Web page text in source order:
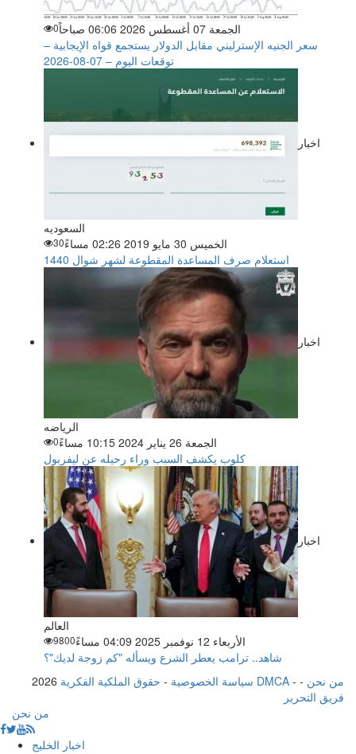
الجمعة 07 أغسطس 2026 06:06 صباحاً 0
سعر الجنيه الإسترليني مقابل الدولار يستجمع قواه الإيجابية –
توقعات اليوم – 07-08-2026
اخبار
السعوديه
الخميس 30 مايو 2019 02:26 مساءً
30
استعلام صرف المساعدة المقطوعة لشهر شوال 1440
اخبار
الرياضه
الجمعة 26 يناير 2024 10:15 مساءً
0
كلوب يكشف السبب وراء رحيله عن ليفربول
اخبار
العالم
الأربعاء 12 نوفمبر 2025 04:09 مساءً
9800
شاهد.. ترامب يعطر الشرع ويسأله "كم زوجة لديك"؟
2026
سياسة الخصوصية - حقوق الملكية الفكرية DMCA - من نحن -
فريق التحرير
من نحن
اخبار الخليج